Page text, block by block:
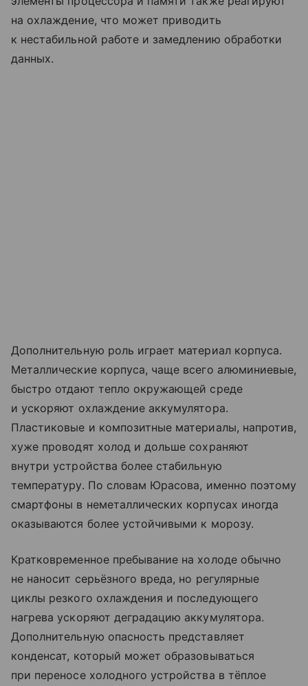
на охлаждение, что может приводить
к нестабильной работе и замедлению обработки
данных.
Дополнительную роль играет материал корпуса.
Металлические корпуса, чаще всего алюминиевые,
быстро отдают тепло окружающей среде
и ускоряют охлаждение аккумулятора.
Пластиковые и композитные материалы, напротив,
хуже проводят холод и дольше сохраняют
внутри устройства более стабильную
температуру. По словам Юрасова, именно поэтому
смартфоны в неметаллических корпусах иногда
оказываются более устойчивыми к морозу.
Кратковременное пребывание на холоде обычно
не наносит серьёзного вреда, но регулярные
циклы резкого охлаждения и последующего
нагрева ускоряют деградацию аккумулятора.
Дополнительную опасность представляет
конденсат, который может образовываться
при переносе холодного устройства в тёплое